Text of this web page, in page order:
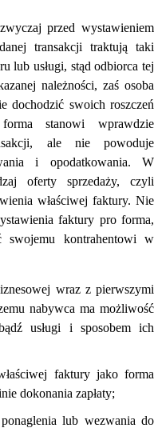
przed wystawieniem
transakcji traktują taki
lub usługi, stąd odbiorca tej
należności, zaś osoba
dochodzić swoich roszczeń
stanowi wprawdzie
ale nie powoduje
i opodatkowania. W
oferty sprzedaży, czyli
właściwej faktury. Nie
faktury pro forma,
swojemu kontrahentowi w
wraz z pierwszymi
nabywca ma możliwość
usługi i sposobem ich
faktury jako forma
dokonania zapłaty;
lub wezwania do